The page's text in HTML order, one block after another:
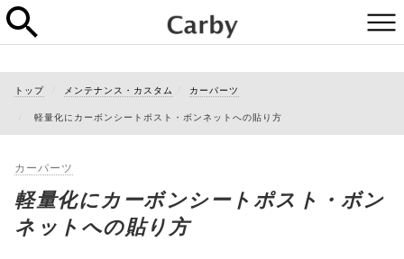
トップ メンテナンス・カスタム カーパーツ
軽量化にカーボンシートポスト・ボンネットへの貼り方
カーパーツ
軽量化にカーボンシートポスト・ボン
ネットへの貼り方